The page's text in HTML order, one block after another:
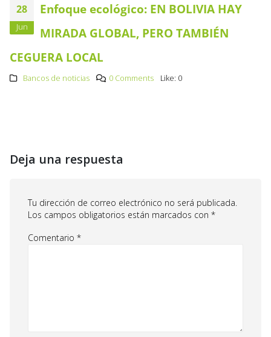
28
Jun
Enfoque ecológico: EN BOLIVIA HAY
MIRADA GLOBAL, PERO TAMBIÉN
CEGUERA LOCAL
Bancos de noticias 0 Comments Like: 0
Deja una respuesta
Tu dirección de correo electrónico no será publicada.
Los campos obligatorios están marcados con *
Comentario *